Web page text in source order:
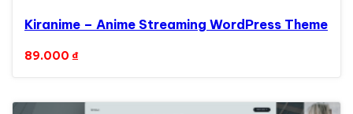
Kiranime – Anime Streaming WordPress Theme
89.000 ₫